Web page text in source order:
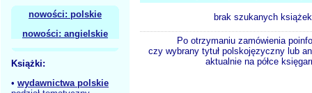
nowości: polskie
nowości: angielskie
Książki:
• wydawnictwa polskie
brak szukanych książek
Po otrzymaniu zamówienia
czy wybrany tytuł polskojęzyczny lub
aktualnie na półce